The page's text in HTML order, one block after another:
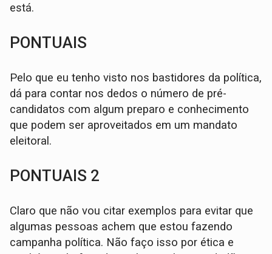
está.
PONTUAIS
Pelo que eu tenho visto nos bastidores da política,
dá para contar nos dedos o número de pré-
candidatos com algum preparo e conhecimento
que podem ser aproveitados em um mandato
eleitoral.
PONTUAIS 2
Claro que não vou citar exemplos para evitar que
algumas pessoas achem que estou fazendo
campanha política. Não faço isso por ética e